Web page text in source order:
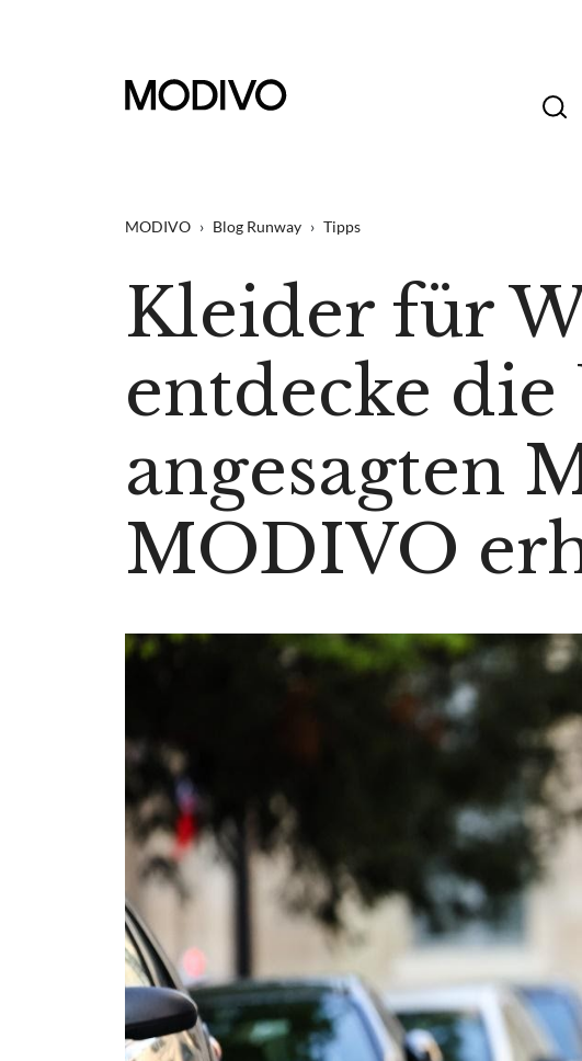
MODIVO › Blog Runway › Tipps
Kleider für
entdecke
angesagten
MODIVO